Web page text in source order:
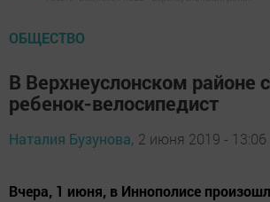
ОБЩЕСТВО
В Верхнеуслонском районе
ребенок-велосипедист
Наталия Бузунова, 2 июня 2019 - 13:06
Вчера, 1 июня, в Иннополисе